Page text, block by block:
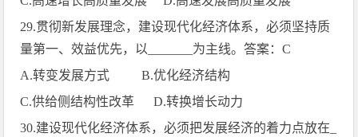
29.贯彻新发展理念，建设现代化经济体系，必须坚持质
量第一、效益优先，以
为主线。答案：C
A.转变发展方式 B.优化经济结构
C.供给侧结构性改革 D.转换增长动力
30.建设现代化经济体系，必须把发展经济的着力点放在